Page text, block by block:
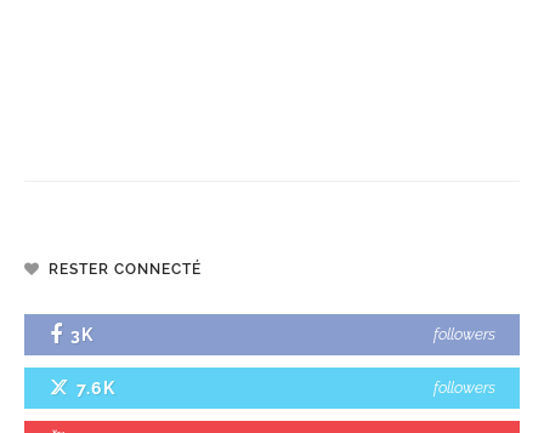
RESTER CONNECTÉ
3K followers
7.6K followers